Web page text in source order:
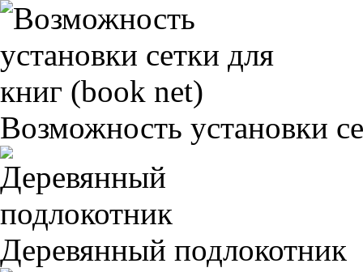
Возможность установки
Деревянный подлокотник